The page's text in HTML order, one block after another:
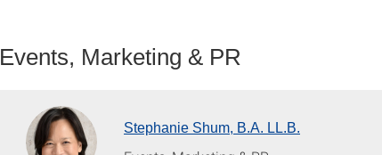
Events, Marketing & PR
Stephanie Shum, B.A. LL.B.